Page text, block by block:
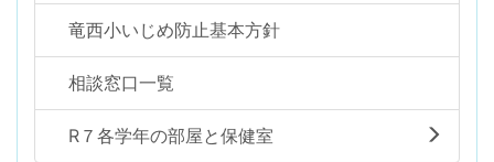
竜西小いじめ防止基本方針
相談窓口一覧
R７各学年の部屋と保健室